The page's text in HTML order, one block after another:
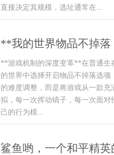
直接决定其规模，选址通常在...
**我的世界物品不掉
**游戏机制的深度变革**在普通生
的世界中选择开启物品不掉落选
的难度调整，而是将游戏从一款
拟，每一次挥动镐子，每一次面
己的行为模...
鲨鱼哟，一个和平精